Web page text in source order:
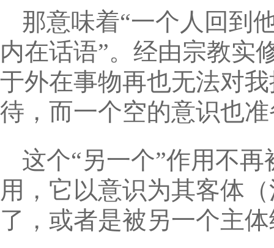
那意味着“一个人回到
内在话语”。经由宗教实
于外在事物再也无法对
待，而一个空的意识也
这个“另一个”作用不
用，它以意识为其客体
了，或者是被另一个主